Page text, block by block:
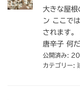
大きな屋根
ン ここで
されます
唐辛子 何
公開済み:
カテゴリー: